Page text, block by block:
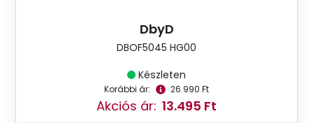
DbyD
DBOF5045 HG00
Készleten
Korábbi ár: 26.990 Ft
Akciós ár: 13.495 Ft